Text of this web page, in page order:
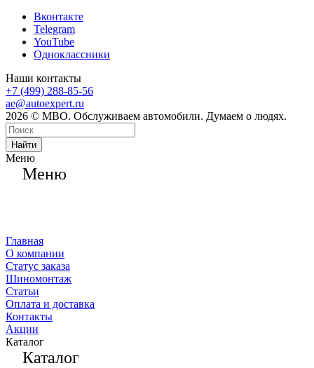
Вконтакте
Telegram
YouTube
Одноклассники
Наши контакты
+7 (499) 288-85-56
ae@autoexpert.ru
2026 © МВО. Обслуживаем автомобили. Думаем о людях.
Найти
Меню
Меню
Главная
О компании
Статус заказа
Шиномонтаж
Статьи
Оплата и доставка
Контакты
Акции
Каталог
Каталог